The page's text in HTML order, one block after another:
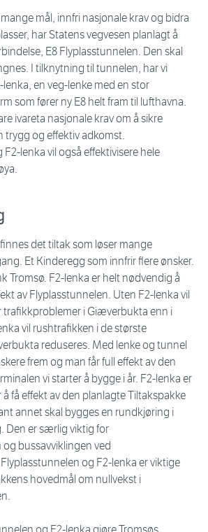
mål, innfri nasjonale krav og bidra
har Statens vegvesen planlagt å
E8 Flyplasstunnelen. Den skal
I tilknytning til tunnelen, har vi
en veg-lenke med en stor
som fører ny E8 helt fram til lufthavna.
ivareta nasjonale krav om å sikre
trygg og effektiv adkomst.
lenka vil også effektivisere hele
det tiltak som løser mange
Et Kinderegg som innfrir flere ønsker.
Tromsø. F2-lenka er helt nødvendig å
av Flyplasstunnelen. Uten F2-lenka vil
trafikkproblemer i Giæverbukta enn i
vil rushtrafikken i de største
reduseres. Med lenke og tunnel
frem og man får full effekt av den
vi starter å bygge i år. F2-lenka er
få effekt av den planlagte Tiltakspakke
annet skal bygges en rundkjøring i
Den er særlig viktig for
bussavviklingen ved
og F2-lenka er viktige
hovedmål om nullvekst i